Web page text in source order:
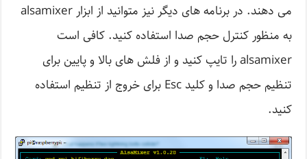
می دهند. در برنامه های دیگر نیز متوانید از ابزار alsamixer
به منظور کنترل حجم صدا استفاده کنید. کافی است
alsamixer را تایپ کنید و از فلش های بالا و پایین برای
تنظیم حجم صدا و کلید Esc برای خروج از تنظیم استفاده
کنید.